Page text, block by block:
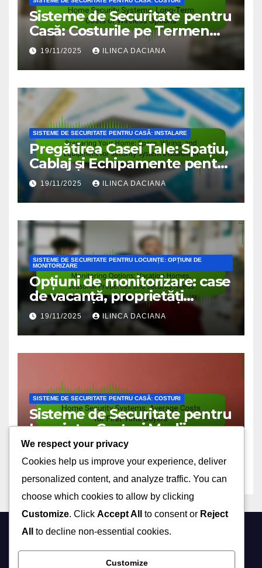
Sisteme de Securitate pentru
Casă: Costurile pe Termen
Lung ale Opțiunilor Wireless
19/11/2025 ILINCA DACIANA
SISTEME DE SECURITATE PENTRU CASĂ: INSTALARE
Pregătirea Casei Tale: Spațiu,
Cablaj și Echipamente pentru
Instalarea Sistemului de
Securitate
19/11/2025 ILINCA DACIANA
SISTEME DE SECURITATE PENTRU LOCUINȚE: OPȚIUNI DE
MONITORIZARE
Opțiuni de monitorizare: case
de vacanță, proprietăți
sezoniere și nevoi de
securitate
19/11/2025 ILINCA DACIANA
SISTEME DE SECURITATE PENTRU CASĂ: COSTURI
Sisteme de Securitate pentru
Locuințe: Costuri Medii
pentru Cumpărători pentru
Prima Dată
19/11/2025 ILINCA DACIANA
dontpanic.ro
We respect your privacy
Cookies help us improve your experience, deliver
personalized content, and analyze traffic. You can
choose which cookies to allow by clicking
Customize. Click Accept All to consent or Reject
All
to decline non-essential cookies.
Customize